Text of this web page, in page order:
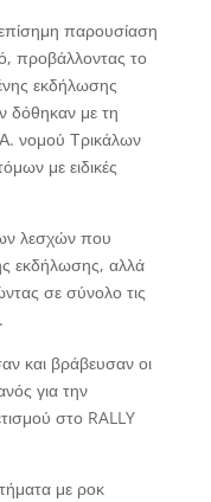
παρουσίαση
προβάλλοντας το
εκδήλωσης
δόθηκαν με τη
νομού Τρικάλων
με ειδικές
λεσχών που
εκδήλωσης, αλλά
σε σύνολο τις
και βράβευσαν οι
για την
στο RALLY
με ροκ